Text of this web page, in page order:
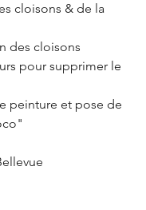
cloisons & de la
des cloisons
pour supprimer le
peinture et pose de